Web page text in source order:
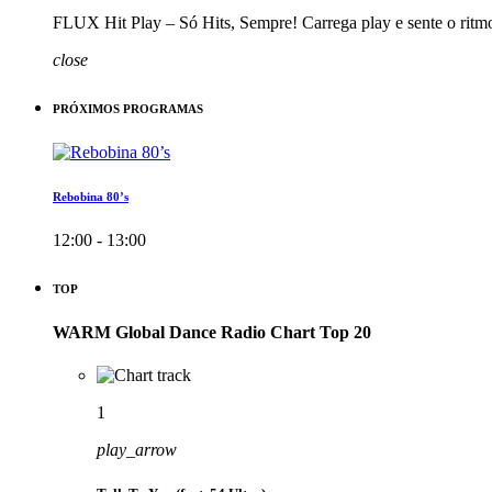
FLUX Hit Play – Só Hits, Sempre! Carrega play e sente o
close
PRÓXIMOS PROGRAMAS
Rebobina 80’s
12:00 - 13:00
TOP
WARM Global Dance Radio Chart Top 20
1
play_arrow